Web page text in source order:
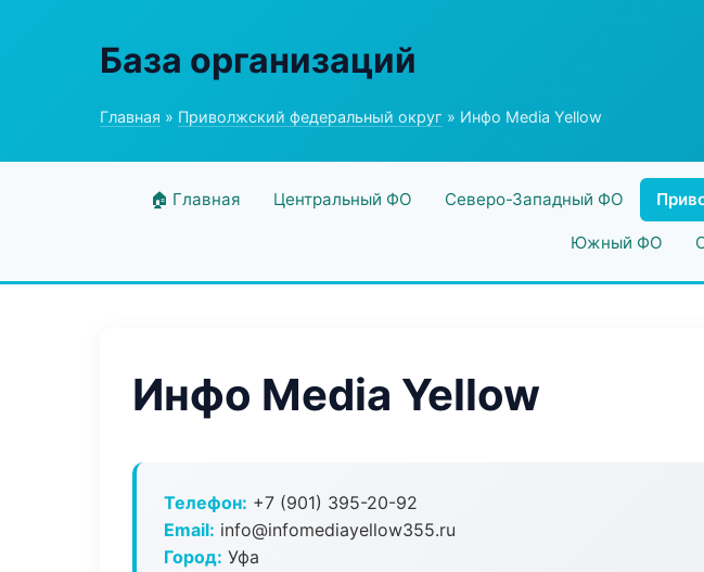
База организаций
Главная » Приволжский федеральный округ » Инфо Media Yellow
🏠 Главная Центральный ФО Северо-Западный ФО
Южный ФО
Инфо Media Yellow
Телефон: +7 (901) 395-20-92
Email: info@infomediayellow355.ru
Город: Уфа